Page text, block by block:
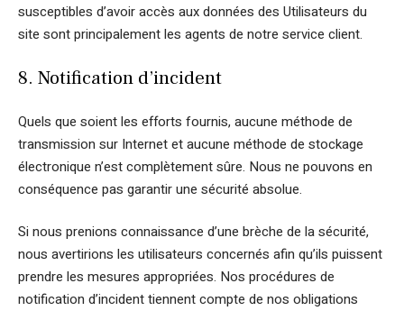
susceptibles d’avoir accès aux données des Utilisateurs du
site sont principalement les agents de notre service client.
8. Notification d’incident
Quels que soient les efforts fournis, aucune méthode de
transmission sur Internet et aucune méthode de stockage
électronique n’est complètement sûre. Nous ne pouvons en
conséquence pas garantir une sécurité absolue.
Si nous prenions connaissance d’une brèche de la sécurité,
nous avertirions les utilisateurs concernés afin qu’ils puissent
prendre les mesures appropriées. Nos procédures de
notification d’incident tiennent compte de nos obligations